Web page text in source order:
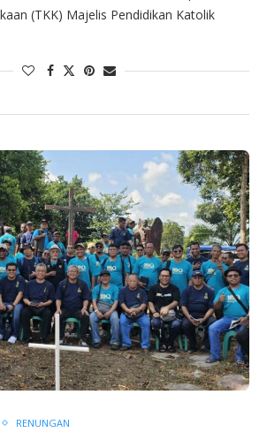
(TKK) Majelis Pendidikan Katolik
RENUNGAN